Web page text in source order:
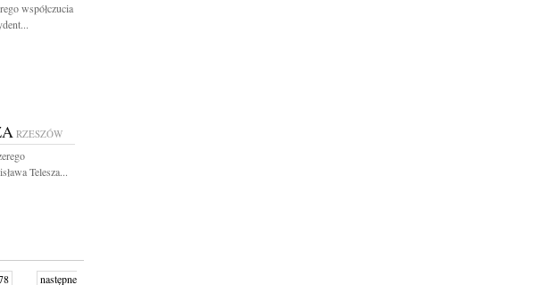
współczucia
RZESZÓW
Telesza...
następne